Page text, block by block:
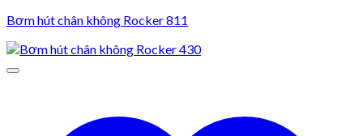
Bơm hút chân không Rocker 811